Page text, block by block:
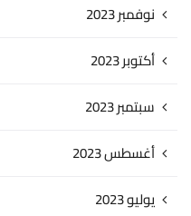
نوفمبر 2023
أكتوبر 2023
سبتمبر 2023
أغسطس 2023
يوليو 2023